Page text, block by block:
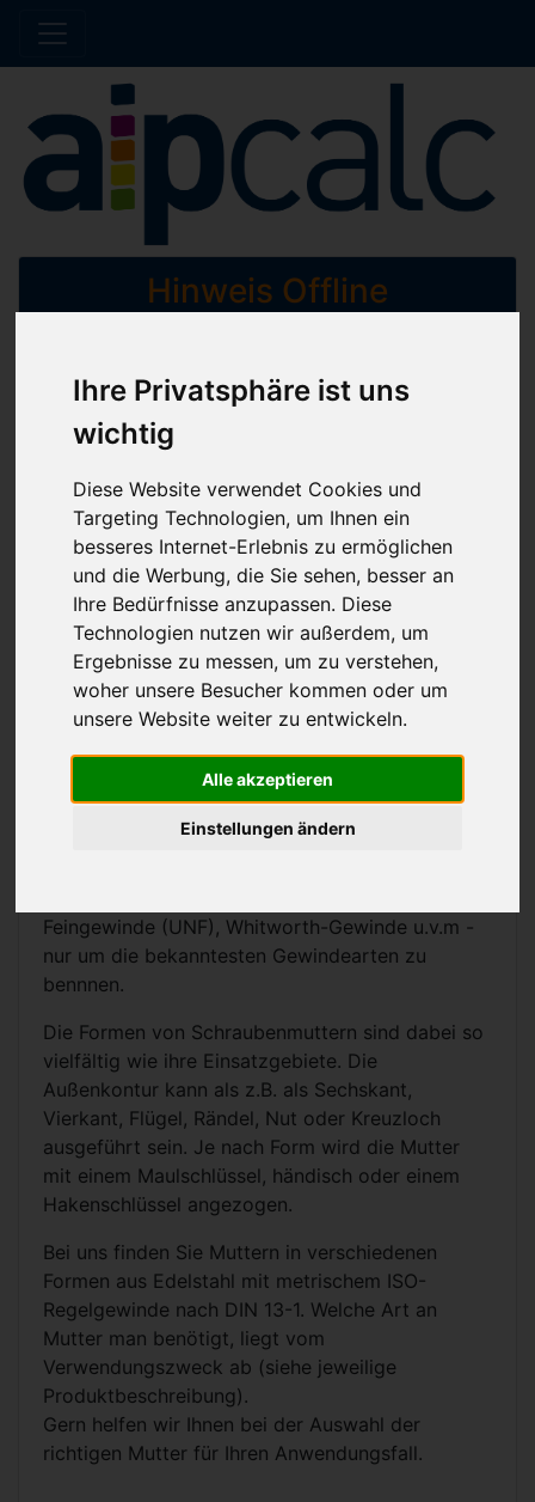
Ihre Privatsphäre ist uns
wichtig
Diese Website verwendet Cookies und
Targeting Technologien, um Ihnen ein
besseres Internet-Erlebnis zu ermöglichen
und die Werbung, die Sie sehen, besser an
Ihre Bedürfnisse anzupassen. Diese
Technologien nutzen wir außerdem, um
Ergebnisse zu messen, um zu verstehen,
woher unsere Besucher kommen oder um
unsere Website weiter zu entwickeln.
Alle akzeptieren
Einstellungen ändern
Hinweis Offline
Der Shop wird aktuell gewartet. Es werden
keine Bestellungen bis auf Weiteres bearbeitet.
Home
Katalog Muttern und Gewindeeinsätze
Muttern und Gewindeeinsätze
Im Bereich der Verbindungstechnik ist die Mutter
(Kurzform für Schraubenmutter) das mit einem
Innengewinde versehene Gegenstück einer
Schraube oder eines Gewindebolzens. Mutter
zusammen eine Schraubverbindung.
erhältlich. Es gibt u.a. metrisches ISO-Gewinde,
Feingewinde (UNF), Whitworth-Gewinde u.v.m -
nur um die bekanntesten Gewindearten zu
bennnen.
Die Formen von Schraubenmuttern sind dabei so
vielfältig wie ihre Einsatzgebiete. Die
Außenkontur kann als z.B. als Sechskant,
Vierkant, Flügel, Rändel, Nut oder Kreuzloch
ausgeführt sein. Je nach Form wird die Mutter
mit einem Maulschlüssel, händisch oder einem
Hakenschlüssel angezogen.
Bei uns finden Sie Muttern in verschiedenen
Formen aus Edelstahl mit metrischem ISO-
Regelgewinde nach DIN 13-1. Welche Art an
Mutter man benötigt, liegt vom
Verwendungszweck ab (siehe jeweilige
Produktbeschreibung).
Gern helfen wir Ihnen bei der Auswahl der
richtigen Mutter für Ihren Anwendungsfall.